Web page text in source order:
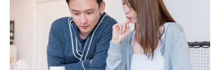
その他